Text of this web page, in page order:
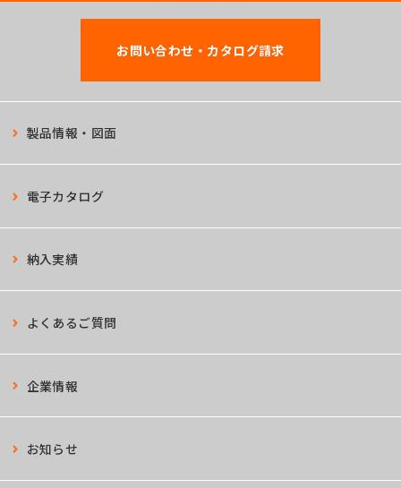
製品情報・図面
電子カタログ
納入実績
よくあるご質問
お問い合わせ・カタログ請求
企業情報
お知らせ